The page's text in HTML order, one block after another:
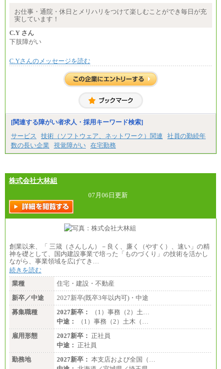
間額換算額）
・退職金相当手当 37円
お仕事・通院・休日とメリハリをつけて楽しむことができ毎日が充
実しています！
C.Y さん
下肢障がい
C.Yさんのメッセージを読む
[関連する障がい者求人・採用キーワード検索]
サービス
技術（ソフトウェア、ネットワーク）関連
社員の勤続年
数の長い企業
視覚障がい 在宅勤務
株式会社大林組
07月06日更新
創業以来、「 三箴（さんしん）－良く、廉く（やすく）、速い」の精
神を礎として、国内建設事業で培った「ものづくり」の技術を活かし
ながら、事業領域を広げてき…
続きを読む
業種
住宅・建設・不動産
新卒／中途
2027新卒(既卒3年以内可)・中途
募集職種
2027新卒：
（1）事務（2）土…
中途：
（1）事務（2）土木（…
雇用形態
2027新卒： 正社員
中途： 正社員
勤務地
2027新卒： 本支店および全国（…